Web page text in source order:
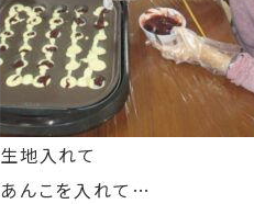
生地入れて
あんこを入れて…